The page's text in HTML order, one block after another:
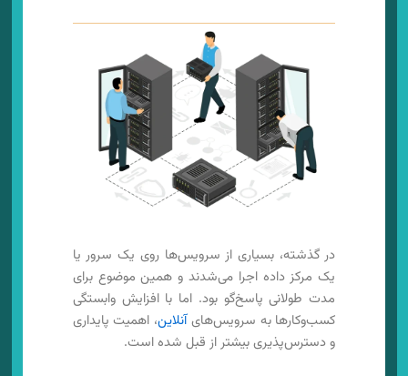
در گذشته، بسیاری از سرویس‌ها روی یک سرور یا
یک مرکز داده اجرا می‌شدند و همین موضوع برای
مدت طولانی پاسخ‌گو بود. اما با افزایش وابستگی
کسب‌وکارها به سرویس‌هایآنلاین، اهمیت پایداری
و دسترس‌پذیری بیشتر از قبل شده است.